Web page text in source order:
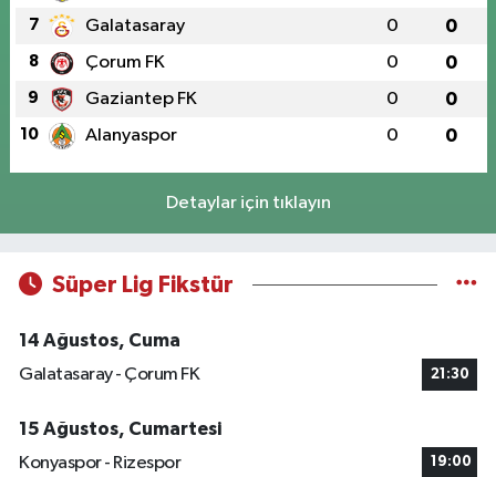
7 Galatasaray 0 0
8 Çorum FK 0 0
9 Gaziantep FK 0 0
10 Alanyaspor 0 0
Detaylar için tıklayın
Süper Lig Fikstür
14 Ağustos, Cuma
Galatasaray - Çorum FK
21:30
15 Ağustos, Cumartesi
Konyaspor - Rizespor
19:00